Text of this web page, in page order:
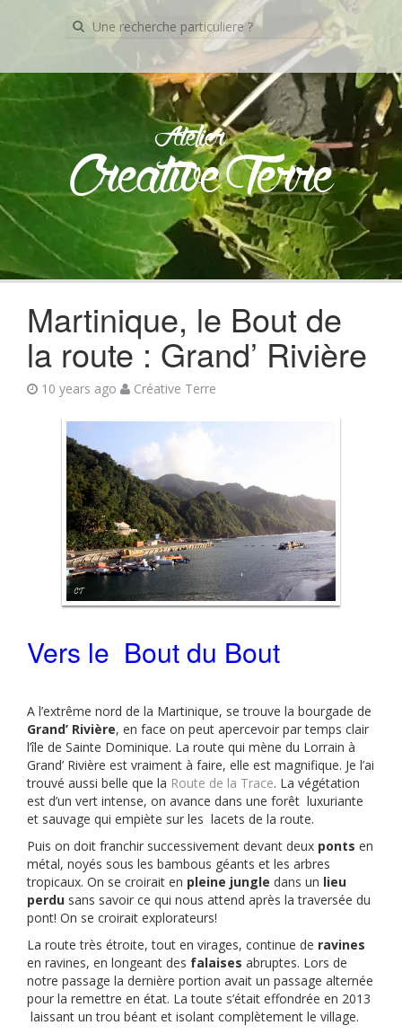
Recherche
pour:
Atelier
Creative Terre
Skip
to
Martinique, le Bout de
la route : Grand’ Rivière
10 years ago Créative Terre
Vers le Bout du Bout
A l’extrême nord de la Martinique, se trouve la bourgade de
Grand’ Rivière, en face on peut apercevoir par temps clair
l’île de Sainte Dominique. La route qui mène du Lorrain à
Grand’ Rivière est vraiment à faire, elle est magnifique. Je l’ai
trouvé aussi belle que la Route de la Trace. La végétation
est d’un vert intense, on avance dans une forêt luxuriante
et sauvage qui empiète sur les lacets de la route.
Puis on doit franchir successivement devant deux ponts en
métal, noyés sous les bambous géants et les arbres
tropicaux. On se croirait en pleine jungle dans un lieu
perdu sans savoir ce qui nous attend après la traversée du
pont! On se croirait explorateurs!
La route très étroite, tout en virages, continue de ravines
en ravines, en longeant des falaises abruptes. Lors de
notre passage la dernière portion avait un passage alternée
pour la remettre en état. La toute s’était effondrée en 2013
laissant un trou béant et isolant complètement le village.